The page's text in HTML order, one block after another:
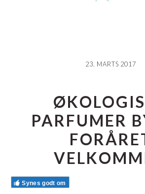
23. MARTS 2017
PARFUMER
Synes godt om